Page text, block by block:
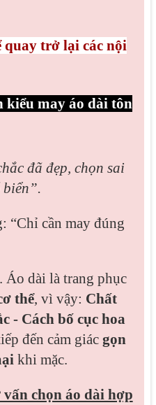
quay trở lại các nội
kiểu may áo dài tôn
đã đẹp, chọn sai
“Chỉ cần may đúng
. Áo dài là trang phục
thể, vì vậy: Chất
- Cách bố cục hoa
đến cảm giác gọn
khi mặc.
chọn áo dài hợp